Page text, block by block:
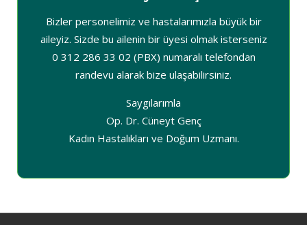
Bizler personelimiz ve hastalarımızla büyük bir
aileyiz. Sizde bu ailenin bir üyesi olmak isterseniz
0 312 286 33 02 (PBX) numaralı telefondan
randevu alarak bize ulaşabilirsiniz.
Saygılarımla
Op. Dr. Cüneyt Genç
Kadın Hastalıkları ve Doğum Uzmanı.